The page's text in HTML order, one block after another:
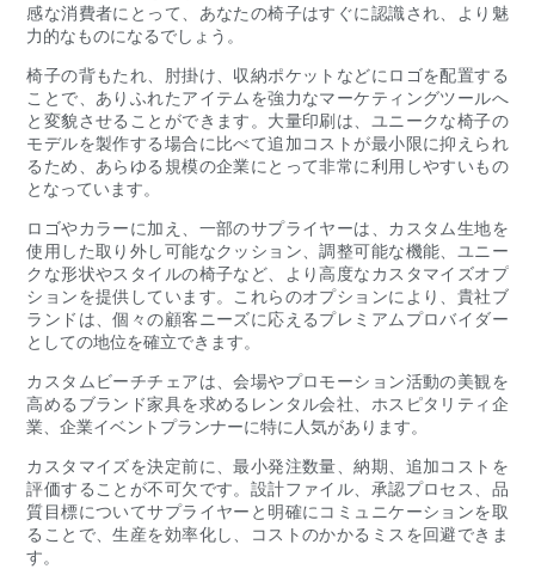
感な消費者にとって、あなたの椅子はすぐに認識され、より魅
力的なものになるでしょう。
椅子の背もたれ、肘掛け、収納ポケットなどにロゴを配置する
ことで、ありふれたアイテムを強力なマーケティングツールへ
と変貌させることができます。大量印刷は、ユニークな椅子の
モデルを製作する場合に比べて追加コストが最小限に抑えられ
るため、あらゆる規模の企業にとって非常に利用しやすいもの
となっています。
ロゴやカラーに加え、一部のサプライヤーは、カスタム生地を
使用した取り外し可能なクッション、調整可能な機能、ユニー
クな形状やスタイルの椅子など、より高度なカスタマイズオプ
ションを提供しています。これらのオプションにより、貴社ブ
ランドは、個々の顧客ニーズに応えるプレミアムプロバイダー
としての地位を確立できます。
カスタムビーチチェアは、会場やプロモーション活動の美観を
高めるブランド家具を求めるレンタル会社、ホスピタリティ企
業、企業イベントプランナーに特に人気があります。
カスタマイズを決定前に、最小発注数量、納期、追加コストを
評価することが不可欠です。設計ファイル、承認プロセス、品
質目標についてサプライヤーと明確にコミュニケーションを取
ることで、生産を効率化し、コストのかかるミスを回避できま
す。